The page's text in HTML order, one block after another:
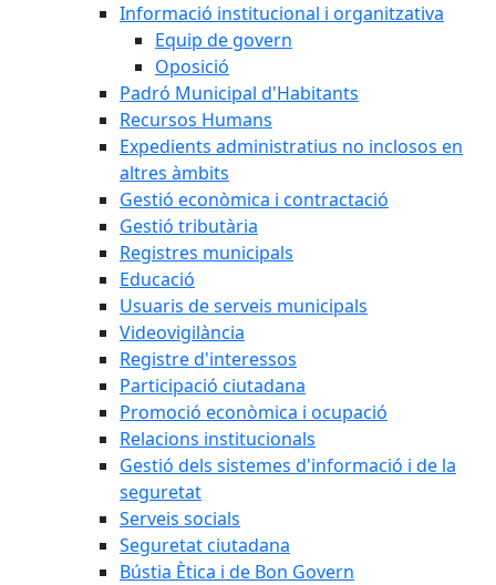
Informació institucional i organitzativa
Equip de govern
Oposició
Padró Municipal d'Habitants
Recursos Humans
Expedients administratius no inclosos en
altres àmbits
Gestió econòmica i contractació
Gestió tributària
Registres municipals
Educació
Usuaris de serveis municipals
Videovigilància
Registre d'interessos
Participació ciutadana
Promoció econòmica i ocupació
Relacions institucionals
Gestió dels sistemes d'informació i de la
seguretat
Serveis socials
Seguretat ciutadana
Bústia Ètica i de Bon Govern